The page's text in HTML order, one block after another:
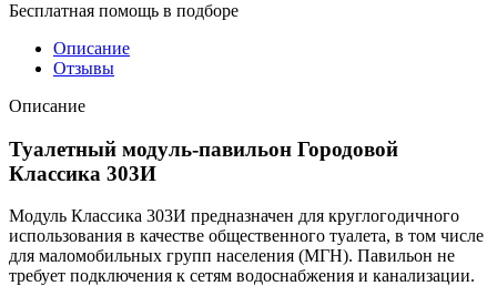
Бесплатная помощь в подборе
Описание
Отзывы
Описание
Туалетный модуль-павильон Городовой
Классика 303И
Модуль Классика 303И предназначен для круглогодичного
использования в качестве общественного туалета, в том числе
для маломобильных групп населения (МГН). Павильон не
требует подключения к сетям водоснабжения и канализации.